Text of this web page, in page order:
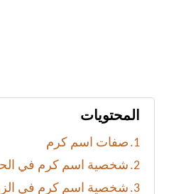
المحتويات
صفات اسم كرم
شخصية اسم كرم في
شخصية اسم كرم في